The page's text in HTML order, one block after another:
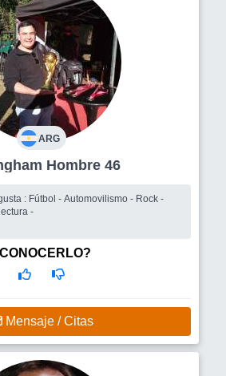
ARG
Hurlingham Hombre 46
Cine - Leer o Taller de lectura -
Mensaje / Citas